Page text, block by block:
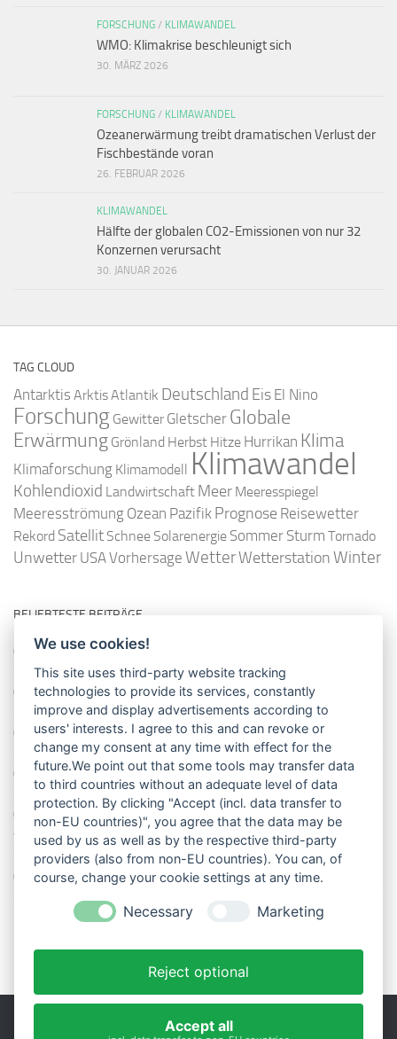
FORSCHUNG / KLIMAWANDEL
WMO: Klimakrise beschleunigt sich
30. MÄRZ 2026
FORSCHUNG / KLIMAWANDEL
Ozeanerwärmung treibt dramatischen Verlust der
Fischbestände voran
26. FEBRUAR 2026
KLIMAWANDEL
Hälfte der globalen CO2-Emissionen von nur 32
Konzernen verursacht
30. JANUAR 2026
TAG CLOUD
Antarktis ArktisAtlantik Deutschland Eis El Nino
Forschung Gewitter Gletscher Globale
Erwärmung Grönland Herbst Hitze Hurrikan Klima
Klimaforschung Klimamodell Klimawandel
Kohlendioxid Landwirtschaft Meer Meeresspiegel
Meeresströmung Ozean Pazifik Prognose Reisewetter
Rekord Satellit Schnee Solarenergie Sommer Sturm Tornado
Unwetter USAVorhersage WetterWetterstationWinter
BELIEBTESTE BEITRÄGE
So misst man die Lufttemperatur richtig
Die richtige Wasserpumpe für den Garten
Das Wetter-Netzwerk WeatherCloud
So stellt man einen Regenmesser korrekt auf
11 Dinge über den Luftdruck, die Sie garantiert noch nicht alle
wussten
Blitzstatistik Europa: Wo gewittert es am meisten?
We use cookies!
This site uses third-party website tracking
technologies to provide its services, constantly
improve and display advertisements according to
users' interests. I agree to this and can revoke or
change my consent at any time with effect for the
future.We point out that some tools may transfer data
to third countries without an adequate level of data
protection. By clicking "Accept (incl. data transfer to
non-EU countries)", you agree that the data may be
used by us as well as by the respective third-party
providers (also from non-EU countries). You can, of
course, change your cookie settings at any time.
Necessary Marketing
Reject optional
Accept all